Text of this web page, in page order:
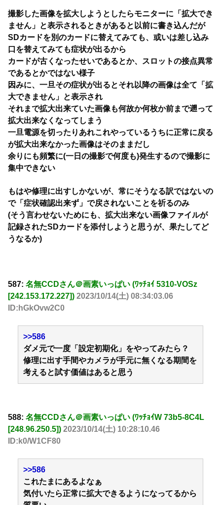
撮影した画像を拡大しようとしたらモニターに「拡大でき
ません」と表示されるときがあると以前に書き込んだが
SDカードを別のカードに替えてみても、或いは差し込み
口を替えてみても症状が出るから
カードが古くなったせいであるとか、スロットの接点異常
であるとかではない様子
因みに、一旦その症状が出るとそれ以降の画像は全て「拡
大できません」と表示され
それまで拡大出来ていた画像も何故か何枚か前まで遡って
拡大出来なくなってしまう
一旦電源を切ったりあれこれやっているうちに正常に戻る
が拡大出来なかった画像はそのままだし
余りにも頻繁に(一日の撮影で何度も)発生するので撮影に
集中できない
もはや修理に出すしかないが、常にそうなる訳ではないの
で「症状確認出来ず」で戻されないことを祈るのみ
(そう言わせないためにも、拡大出来ない画像ファイルが
記録されたSDカードを添付しようと思うが、果たしてど
うなるか)
587: 名無CCDさん＠画素いっぱい (ﾜｯﾁｮｲ 5310-VOSz
[242.153.172.227]) 2023/10/14(土) 08:34:03.06
ID:hGkOvw2C0
>>586
ダメ元で一度「設定初期化」をやってみたら？
修理に出す手間やカメラが手元に無くなる期間を
考えると試す価値はあると思う
588: 名無CCDさん＠画素いっぱい (ﾜｯﾁｮｲW 73b5-8C4L
[248.96.250.5]) 2023/10/14(土) 10:28:10.46
ID:k0/W1CF80
>>586
これたまにあるよなぁ
気付いたら正常に拡大できるようになってるから